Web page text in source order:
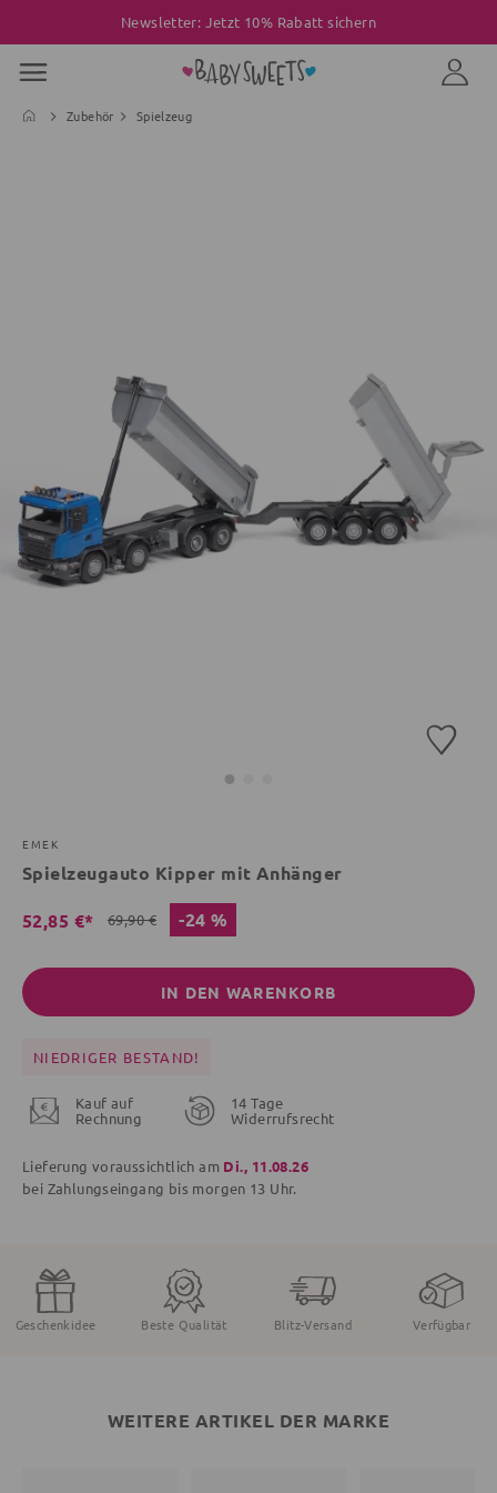
Newsletter: Jetzt 10% Rabatt sichern
Zubehör Spielzeug
EMEK
Spielzeugauto Kipper mit Anhänger
52,85 €* 69,90 € -24 %
IN DEN WARENKORB
NIEDRIGER BESTAND!
Kauf auf
Rechnung
14 Tage
Widerrufsrecht
Lieferung voraussichtlich am Di., 11.08.26
bei Zahlungseingang bis morgen 13 Uhr.
Geschenkidee Beste Qualität Blitz-Versand Verfügbar
WEITERE ARTIKEL DER MARKE